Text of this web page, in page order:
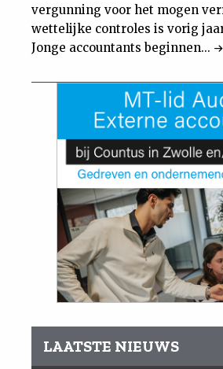
vergunning voor het mogen
wettelijke controles is vorig
Jonge accountants beginnen...
LAATSTE NIEUWS